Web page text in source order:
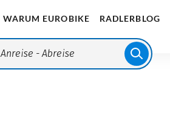
WARUM EUROBIKE RADLERBLOG
Anreise - Abreise